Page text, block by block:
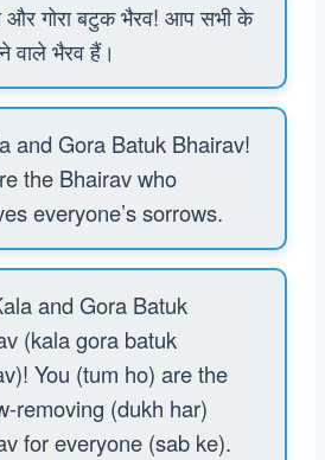
और गोरा बटुक भैरव! आप सभी के
वाले भैरव हैं।
and Gora Batuk Bhairav!
the Bhairav who
everyone’s sorrows.
and Gora Batuk
(kala gora batuk
You (tum ho) are the
removing (dukh har)
for everyone (sab ke).